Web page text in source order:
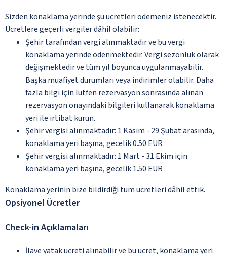
Sizden konaklama yerinde şu ücretleri ödemeniz istenecektir.
Ücretlere geçerli vergiler dâhil olabilir:
Şehir tarafından vergi alınmaktadır ve bu vergi
konaklama yerinde ödenmektedir. Vergi sezonluk olarak
değişmektedir ve tüm yıl boyunca uygulanmayabilir.
Başka muafiyet durumları veya indirimler olabilir. Daha
fazla bilgi için lütfen rezervasyon sonrasında alınan
rezervasyon onayındaki bilgileri kullanarak konaklama
yeri ile irtibat kurun.
Şehir vergisi alınmaktadır: 1 Kasım - 29 Şubat arasında,
konaklama yeri başına, gecelik 0.50 EUR
Şehir vergisi alınmaktadır: 1 Mart - 31 Ekim için
konaklama yeri başına, gecelik 1.50 EUR
Konaklama yerinin bize bildirdiği tüm ücretleri dâhil ettik.
Opsiyonel Ücretler
Check-in Açıklamaları
İlave yatak ücreti alınabilir ve bu ücret, konaklama yeri